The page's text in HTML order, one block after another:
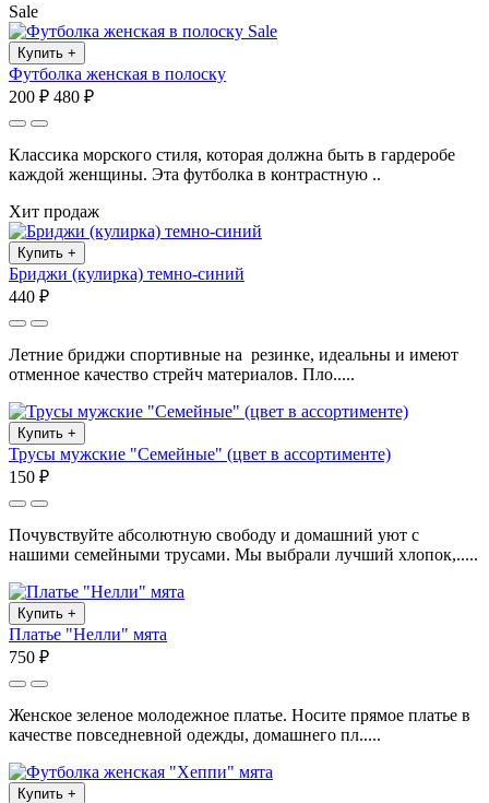
Sale
Sale
Купить +
Футболка женская в полоску
200 ₽ 480 ₽
Классика морского стиля, которая должна быть в гардеробе
каждой женщины. Эта футболка в контрастную ..
Хит продаж
Купить +
Бриджи (кулирка) темно-синий
440 ₽
Летние бриджи спортивные на резинке, идеальны и имеют
отменное качество стрейч материалов. Пло.....
Купить +
Трусы мужские "Семейные" (цвет в ассортименте)
150 ₽
Почувствуйте абсолютную свободу и домашний уют с
нашими семейными трусами. Мы выбрали лучший хлопок,.....
Купить +
Платье "Нелли" мята
750 ₽
Женское зеленое молодежное платье. Носите прямое платье в
качестве повседневной одежды, домашнего пл.....
Купить +